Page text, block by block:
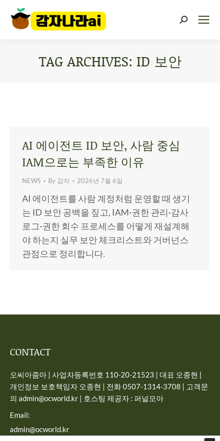
TAG ARCHIVES: ID 보안
AI 에이전트 ID 보안, 사람 중심
IAM으로는 부족한 이유
NEWS By 감자 2026년 7월 6일
AI 에이전트를 사람 계정처럼 운영할 때 생기
는 ID 보안 공백을 짚고, IAM·권한 관리·감사
로그·권한 회수 프로세스를 어떻게 재설계해
야 하는지 실무 보안 체크리스트와 거버넌스
관점으로 정리합니다.
CONTACT
오씨아줌마 | 사업자등록번호 110-20-21523 | 대표 오종현 |
개인정보 보호책임자 오종현 | 전화 0507-1314-3708 | 고객문
의 admin@ocworld.kr | 호스팅 제공자 : 퍼널모아
Email:
admin@ocworld.kr